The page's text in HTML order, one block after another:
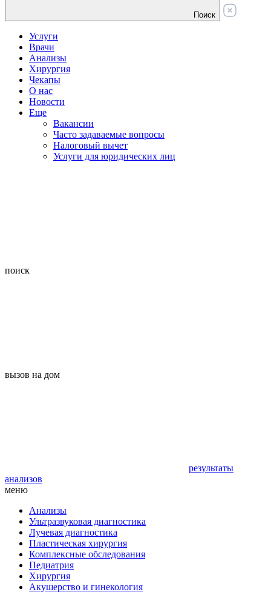
Поиск
Услуги
Врачи
Анализы
Хирургия
Чекапы
О нас
Новости
Еще
Вакансии
Часто задаваемые вопросы
Налоговый вычет
Услуги для юридических лиц
поиск
вызов на дом
результаты
анализов
меню
Анализы
Ультразвуковая диагностика
Лучевая диагностика
Пластическая хирургия
Комплексные обследования
Педиатрия
Хирургия
Акушерство и гинекология